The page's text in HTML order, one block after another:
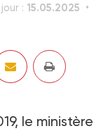
: 15.05.2025
le ministère